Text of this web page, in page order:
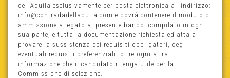
dell’Aquila esclusivamente per posta elettronica all’indirizzo:
info@contradadellaquila.com e dovrà contenere il modulo di
ammissione allegato al presente bando, compilato in ogni
sua parte, e tutta la documentazione richiesta ed atta a
provare la sussistenza dei requisiti obbligatori, degli
eventuali requisiti preferenziali, oltre ogni altra
informazione che il candidato ritenga utile per la
Commissione di selezione.